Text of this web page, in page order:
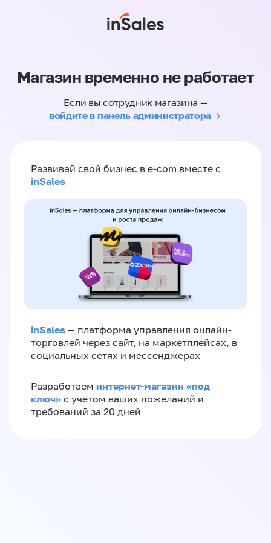
Магазин временно не работает
Если вы сотрудник магазина —
войдите в панель администратора
Развивай свой бизнес в e-com вместе с
inSales
inSales — платформа управления онлайн-
торговлей через сайт, на маркетплейсах, в
социальных сетях и мессенджерах
Разработаем интернет-магазин «‎под
ключ»‎ с учетом ваших пожеланий и
требований за 20 дней